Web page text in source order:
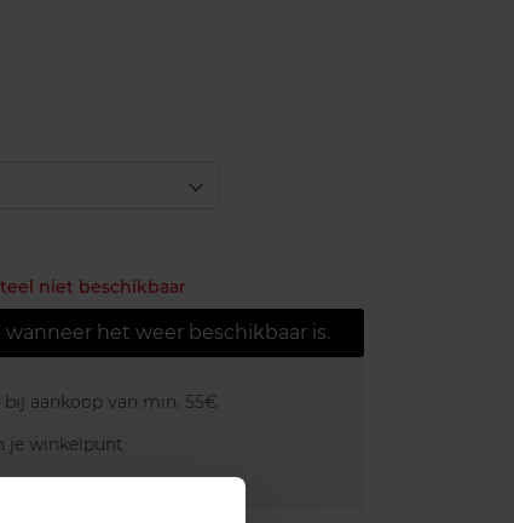
niet beschikbaar
het weer beschikbaar is.
aankoop van min. 55€
je winkelpunt